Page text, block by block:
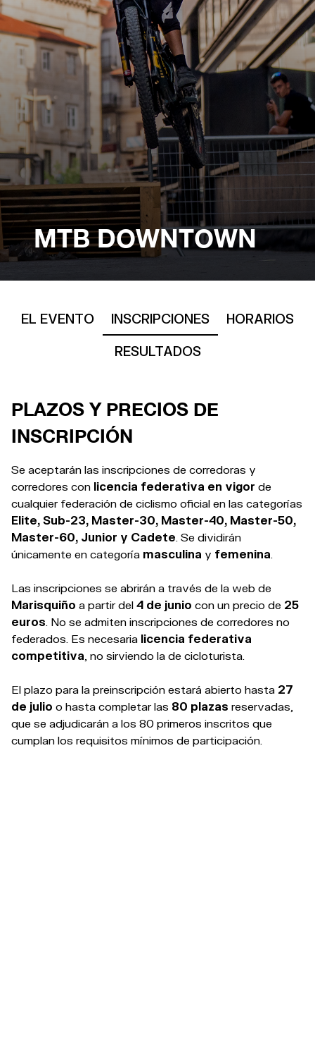
MTB DOWNTOWN
EL EVENTO INSCRIPCIONES HORARIOS
RESULTADOS
PLAZOS Y PRECIOS DE
INSCRIPCIÓN
Se aceptarán las inscripciones de corredoras y
corredores con licencia federativa en vigor de
cualquier federación de ciclismo oficial en las categorías
Elite, Sub-23, Master-30, Master-40, Master-50,
Master-60, Junior y Cadete . Se dividirán
únicamente en categoría masculina y femenina
Las inscripciones se abrirán a través de la web de
Marisquiño a partir del 4 de junio con un precio de 25
euros . No se admiten inscripciones de corredores no
federados. Es necesaria licencia federativa
competitiva , no sirviendo la de cicloturista.
El plazo para la preinscripción estará abierto hasta 27
de julio o hasta completar las 80 plazas reservadas,
que se adjudicarán a los 80 primeros inscritos que
cumplan los requisitos mínimos de participación.